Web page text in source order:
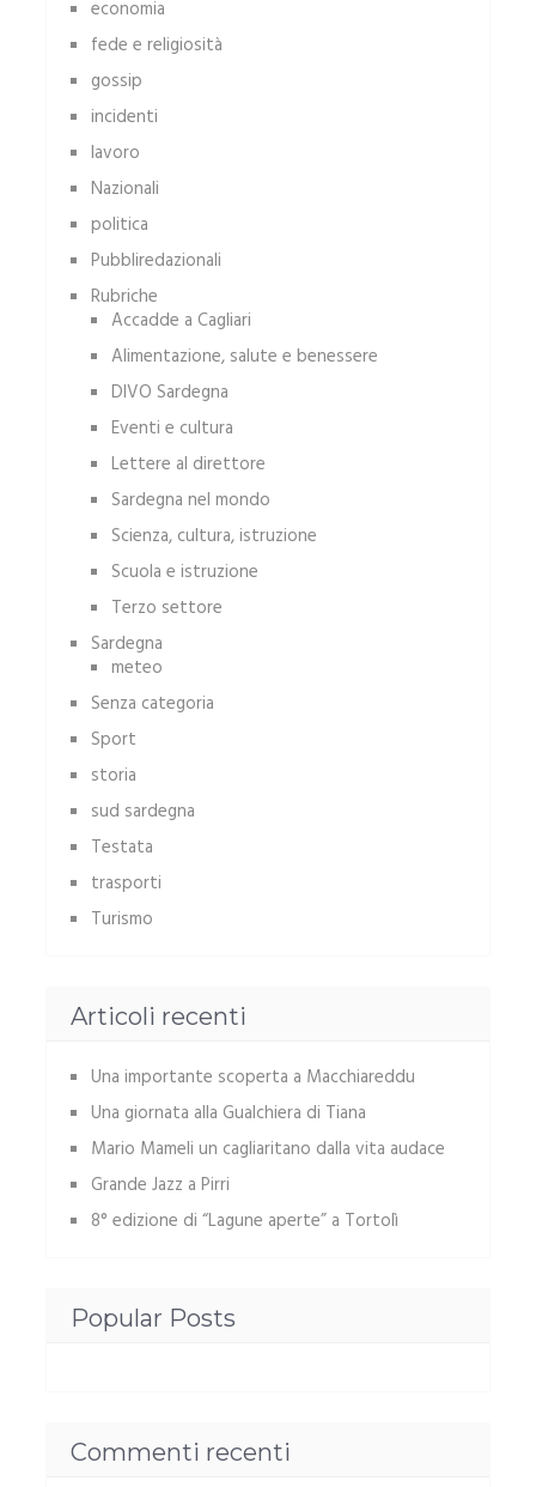
economia
fede e religiosità
gossip
incidenti
lavoro
Nazionali
politica
Pubbliredazionali
Rubriche
Accadde a Cagliari
Alimentazione, salute e benessere
DIVO Sardegna
Eventi e cultura
Lettere al direttore
Sardegna nel mondo
Scienza, cultura, istruzione
Scuola e istruzione
Terzo settore
Sardegna
meteo
Senza categoria
Sport
storia
sud sardegna
Testata
trasporti
Turismo
Articoli recenti
Una importante scoperta a Macchiareddu
Una giornata alla Gualchiera di Tiana
Mario Mameli un cagliaritano dalla vita audace
Grande Jazz a Pirri
8° edizione di “Lagune aperte” a Tortolì
Popular Posts
Commenti recenti